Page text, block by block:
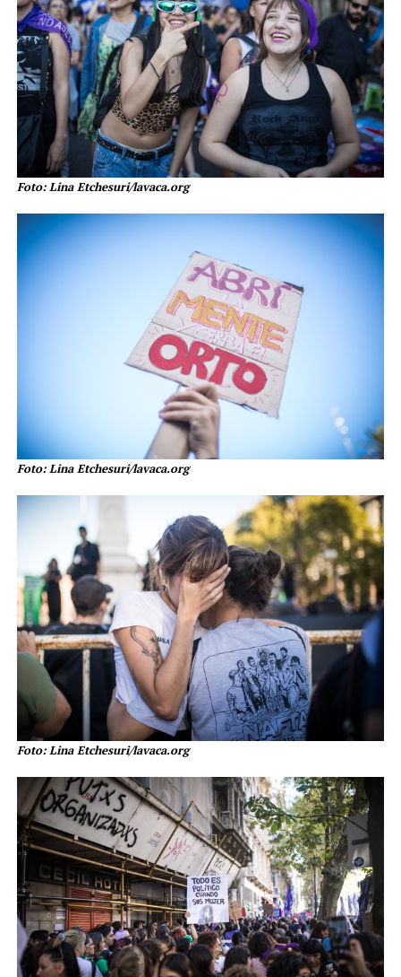
Foto: Lina Etchesuri/lavaca.org
Foto: Lina Etchesuri/lavaca.org
Foto: Lina Etchesuri/lavaca.org